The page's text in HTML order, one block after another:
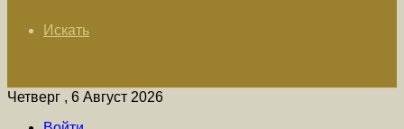
Искать
Четверг , 6 Август 2026